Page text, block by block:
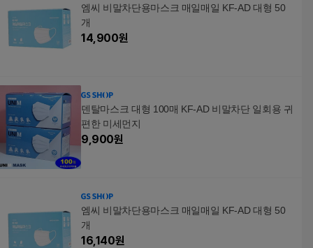
엠씨 비말차단용마스크 매일매일 KF-AD 대형 50
개
14,900원
덴탈마스크 대형 100매 KF-AD 비말차단 일회용 귀
편한 미세먼지
9,900원
엠씨 비말차단용마스크 매일매일 KF-AD 대형 50
개
16,140원